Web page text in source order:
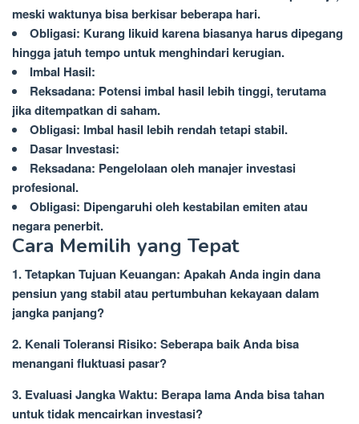
meski waktunya bisa berkisar beberapa hari.
Obligasi: Kurang likuid karena biasanya harus dipegang
hingga jatuh tempo untuk menghindari kerugian.
Imbal Hasil:
Reksadana: Potensi imbal hasil lebih tinggi, terutama
jika ditempatkan di saham.
Obligasi: Imbal hasil lebih rendah tetapi stabil.
Dasar Investasi:
Reksadana: Pengelolaan oleh manajer investasi
profesional.
Obligasi: Dipengaruhi oleh kestabilan emiten atau
negara penerbit.
Cara Memilih yang Tepat
1. Tetapkan Tujuan Keuangan: Apakah Anda ingin dana
pensiun yang stabil atau pertumbuhan kekayaan dalam
jangka panjang?
2. Kenali Toleransi Risiko: Seberapa baik Anda bisa
menangani fluktuasi pasar?
3. Evaluasi Jangka Waktu: Berapa lama Anda bisa tahan
untuk tidak mencairkan investasi?